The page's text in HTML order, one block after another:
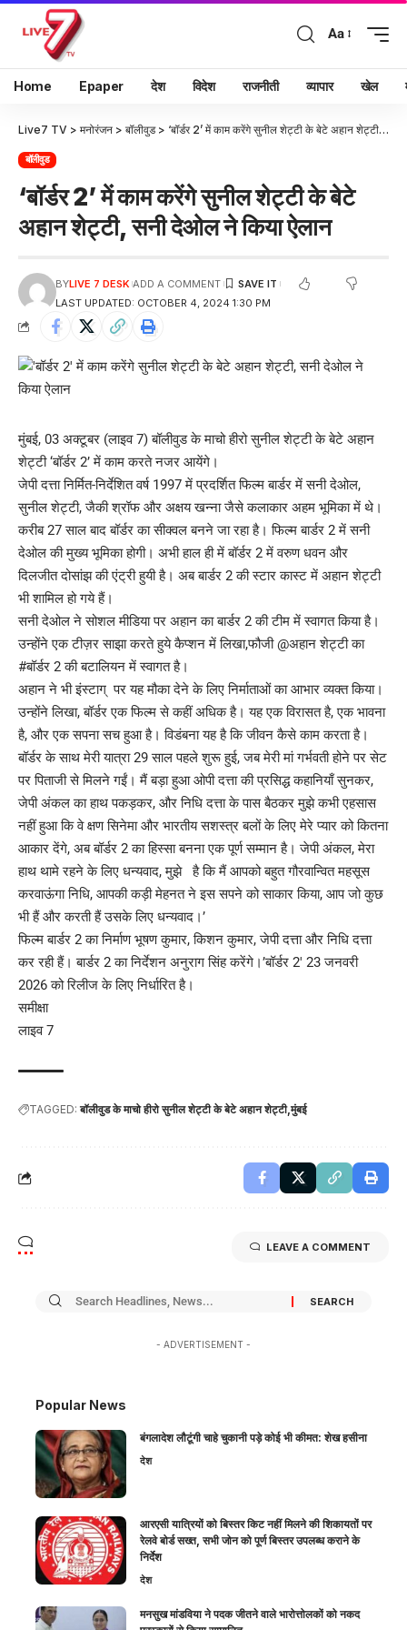
Aa
Home Epaper देश विदेश राजनीती व्यापार खेल
Live7 TV > मनोरंजन > बॉलीवुड> ‘बॉर्डर 2’ में काम करेंगे सुनील शेट्टी के बेटे अहान शेट्टी, सनी देओल ने किया ऐलान
बॉलीवुड
‘बॉर्डर 2’ में काम करेंगे सुनील शेट्टी के बेटे
अहान शेट्टी, सनी देओल ने किया ऐलान
LAST UPDATED: OCTOBER 4, 2024 1:30 PM
BYLIVE 7 DESK ADD A COMMENT
मुंबई, 03 अक्टूबर (लाइव 7) बॉलीवुड के माचो हीरो सुनील शेट्टी के बेटे अहान
शेट्टी ‘बॉर्डर 2’ में काम करते नजर आयेंगे।
जेपी दत्ता निर्मित-निर्देशित वर्ष 1997 में प्रदर्शित फिल्म बार्डर में सनी देओल,
सुनील शेट्टी, जैकी श्रॉफ और अक्षय खन्ना जैसे कलाकार अहम भूमिका में थे।
करीब 27 साल बाद बॉर्डर का सीक्वल बनने जा रहा है। फिल्म बार्डर 2 में सनी
देओल की मुख्य भूमिका होगी। अभी हाल ही में बॉर्डर 2 में वरुण धवन और
दिलजीत दोसांझ की एंट्री हुयी है। अब बार्डर 2 की स्टार कास्ट में अहान शेट्टी
भी शामिल हो गये हैं।
सनी देओल ने सोशल मीडिया पर अहान का बार्डर 2 की टीम में स्वागत किया है।
उन्होंने एक टीज़र साझा करते हुये कैप्शन में लिखा,फौजी @अहान शेट्टी का
#बॉर्डर 2 की बटालियन में स्वागत है।
अहान ने भी इंस्टाग् पर यह मौका देने के लिए निर्माताओं का आभार व्यक्त किया।
उन्होंने लिखा, बॉर्डर एक फिल्म से कहीं अधिक है। यह एक विरासत है, एक भावना
है, और एक सपना सच हुआ है। विडंबना यह है कि जीवन कैसे काम करता है।
बॉर्डर के साथ मेरी यात्रा 29 साल पहले शुरू हुई, जब मेरी मां गर्भवती होने पर सेट
पर पिताजी से मिलने गईं। मैं बड़ा हुआ ओपी दत्ता की प्रसिद्ध कहानियाँ सुनकर,
जेपी अंकल का हाथ पकड़कर, और निधि दत्ता के पास बैठकर मुझे कभी एहसास
नहीं हुआ कि वे क्षण सिनेमा और भारतीय सशस्त्र बलों के लिए मेरे प्यार को कितना
आकार देंगे, अब बॉर्डर 2 का हिस्सा बनना एक पूर्ण सम्मान है। जेपी अंकल, मेरा
हाथ थामे रहने के लिए धन्यवाद, मुझे है कि मैं आपको बहुत गौरवान्वित महसूस
करवाऊंगा निधि, आपकी कड़ी मेहनत ने इस सपने को साकार किया, आप जो कुछ
भी हैं और करती हैं उसके लिए धन्यवाद।’
फिल्म बार्डर 2 का निर्माण भूषण कुमार, किशन कुमार, जेपी दत्ता और निधि दत्ता
कर रही हैं। बार्डर 2 का निर्देशन अनुराग सिंह करेंगे।’बॉर्डर 2′ 23 जनवरी
2026 को रिलीज के लिए निर्धारित है।
समीक्षा
लाइव 7
TAGGED: बॉलीवुड के माचो हीरो सुनील शेट्टी के बेटे अहान शेट्टी मुंबई
LEAVE A COMMENT
- ADVERTISEMENT -
Popular News
बंगलादेश लौटूंगी चाहे चुकानी पड़े कोई भी कीमत: शेख हसीना
देश
आरएसी यात्रियों को बिस्तर किट नहीं मिलने की शिकायतों पर
रेलवे बोर्ड सख्त, सभी जोन को पूर्ण बिस्तर उपलब्ध कराने के
निर्देश
देश
मनसुख मांडविया ने पदक जीतने वाले भारोत्तोलकों को नकद